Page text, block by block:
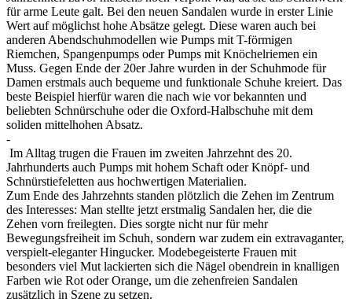
für arme Leute galt. Bei den neuen Sandalen wurde in erster Linie
Wert auf möglichst hohe Absätze gelegt. Diese waren auch bei
anderen Abendschuhmodellen wie Pumps mit T-förmigen
Riemchen, Spangenpumps oder Pumps mit Knöchelriemen ein
Muss. Gegen Ende der 20er Jahre wurden in der Schuhmode für
Damen erstmals auch bequeme und funktionale Schuhe kreiert. Das
beste Beispiel hierfür waren die nach wie vor bekannten und
beliebten Schnürschuhe oder die Oxford-Halbschuhe mit dem
soliden mittelhohen Absatz.
-
Im Alltag trugen die Frauen im zweiten Jahrzehnt des 20.
Jahrhunderts auch Pumps mit hohem Schaft oder Knöpf- und
Schnürstiefeletten aus hochwertigen Materialien.
Zum Ende des Jahrzehnts standen plötzlich die Zehen im Zentrum
des Interesses: Man stellte jetzt erstmalig Sandalen her, die die
Zehen vorn freilegten. Dies sorgte nicht nur für mehr
Bewegungsfreiheit im Schuh, sondern war zudem ein extravaganter,
verspielt-eleganter Hingucker. Modebegeisterte Frauen mit
besonders viel Mut lackierten sich die Nägel obendrein in knalligen
Farben wie Rot oder Orange, um die zehenfreien Sandalen
zusätzlich in Szene zu setzen.